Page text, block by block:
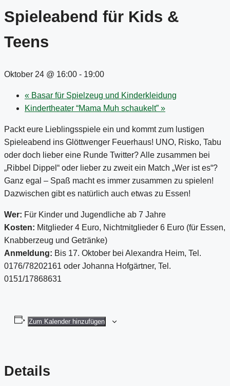
Spieleabend für Kids &
Teens
Oktober 24 @ 16:00 - 19:00
« Basar für Spielzeug und Kinderkleidung
Kindertheater “Mama Muh schaukelt” »
Packt eure Lieblingsspiele ein und kommt zum lustigen
Spieleabend ins Glöttwenger Feuerhaus! UNO, Risko, Tabu
oder doch lieber eine Runde Twitter? Alle zusammen bei
„Ribbel Dippel“ oder lieber zu zweit ein Match „Wer ist es“?
Ganz egal – Spaß macht es immer zusammen zu spielen!
Dazwischen gibt es natürlich auch etwas zu Essen!
Wer: Für Kinder und Jugendliche ab 7 Jahre
Kosten: Mitglieder 4 Euro, Nichtmitglieder 6 Euro (für Essen,
Knabberzeug und Getränke)
Anmeldung: Bis 17. Oktober bei Alexandra Heim, Tel.
0176/78202161 oder Johanna Hofgärtner, Tel.
0151/17868631
Zum Kalender hinzufügen
Details